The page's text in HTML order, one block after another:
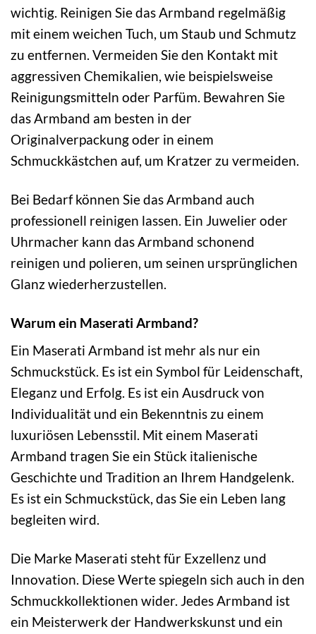
wichtig. Reinigen Sie das Armband regelmäßig
mit einem weichen Tuch, um Staub und Schmutz
zu entfernen. Vermeiden Sie den Kontakt mit
aggressiven Chemikalien, wie beispielsweise
Reinigungsmitteln oder Parfüm. Bewahren Sie
das Armband am besten in der
Originalverpackung oder in einem
Schmuckkästchen auf, um Kratzer zu vermeiden.
Bei Bedarf können Sie das Armband auch
professionell reinigen lassen. Ein Juwelier oder
Uhrmacher kann das Armband schonend
reinigen und polieren, um seinen ursprünglichen
Glanz wiederherzustellen.
Warum ein Maserati Armband?
Ein Maserati Armband ist mehr als nur ein
Schmuckstück. Es ist ein Symbol für Leidenschaft,
Eleganz und Erfolg. Es ist ein Ausdruck von
Individualität und ein Bekenntnis zu einem
luxuriösen Lebensstil. Mit einem Maserati
Armband tragen Sie ein Stück italienische
Geschichte und Tradition an Ihrem Handgelenk.
Es ist ein Schmuckstück, das Sie ein Leben lang
begleiten wird.
Die Marke Maserati steht für Exzellenz und
Innovation. Diese Werte spiegeln sich auch in den
Schmuckkollektionen wider. Jedes Armband ist
ein Meisterwerk der Handwerkskunst und ein